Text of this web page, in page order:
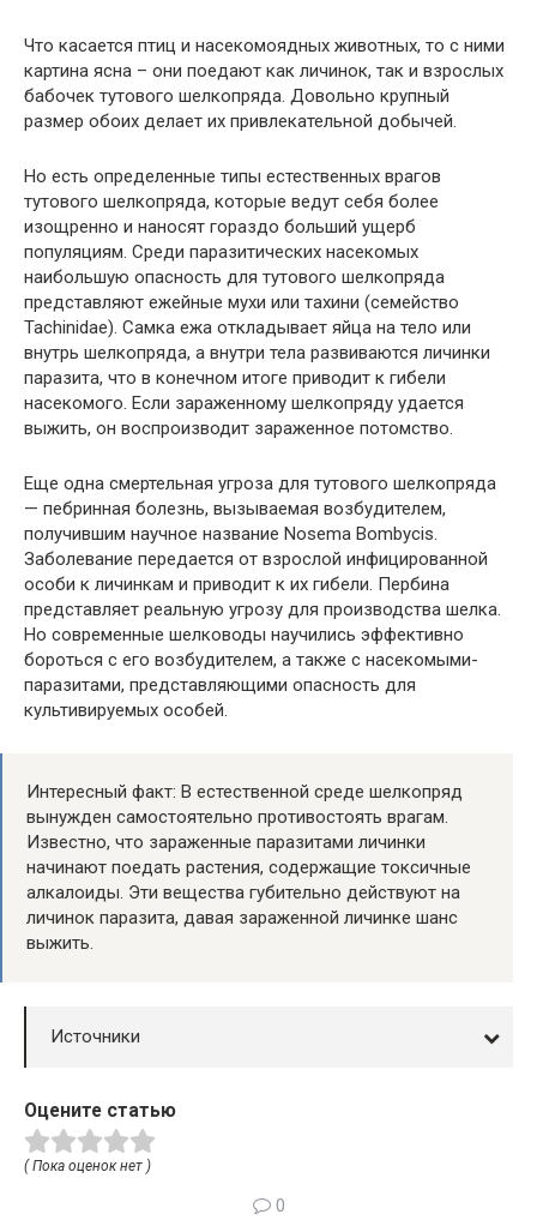
Что касается птиц и насекомоядных животных, то с ними
картина ясна – они поедают как личинок, так и взрослых
бабочек тутового шелкопряда. Довольно крупный
размер обоих делает их привлекательной добычей.
Но есть определенные типы естественных врагов
тутового шелкопряда, которые ведут себя более
изощренно и наносят гораздо больший ущерб
популяциям. Среди паразитических насекомых
наибольшую опасность для тутового шелкопряда
представляют ежейные мухи или тахини (семейство
Tachinidae). Самка ежа откладывает яйца на тело или
внутрь шелкопряда, а внутри тела развиваются личинки
паразита, что в конечном итоге приводит к гибели
насекомого. Если зараженному шелкопряду удается
выжить, он воспроизводит зараженное потомство.
Еще одна смертельная угроза для тутового шелкопряда
— пебринная болезнь, вызываемая возбудителем,
получившим научное название Nosema Bombycis.
Заболевание передается от взрослой инфицированной
особи к личинкам и приводит к их гибели. Пербина
представляет реальную угрозу для производства шелка.
Но современные шелководы научились эффективно
бороться с его возбудителем, а также с насекомыми-
паразитами, представляющими опасность для
культивируемых особей.
Интересный факт: В естественной среде шелкопряд
вынужден самостоятельно противостоять врагам.
Известно, что зараженные паразитами личинки
начинают поедать растения, содержащие токсичные
алкалоиды. Эти вещества губительно действуют на
личинок паразита, давая зараженной личинке шанс
выжить.
Источники
Оцените статью
( Пока оценок нет )
0